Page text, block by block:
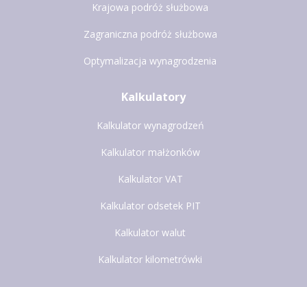
Krajowa podróż służbowa
Zagraniczna podróż służbowa
Optymalizacja wynagrodzenia
Kalkulatory
Kalkulator wynagrodzeń
Kalkulator małżonków
Kalkulator VAT
Kalkulator odsetek PIT
Kalkulator walut
Kalkulator kilometrówki